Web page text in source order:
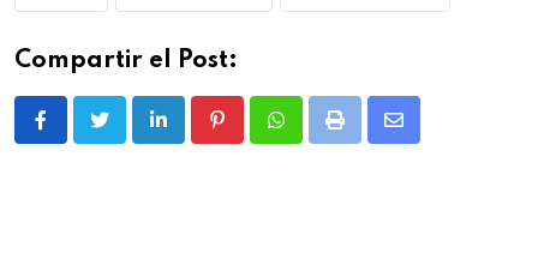
Compartir el Post:
LinkedIn PinterestWhatsappPrint
Share